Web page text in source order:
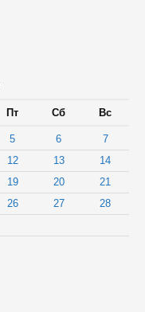
Пт Сб Вс
5 6
7
12 13
14
19 20
21
26 27
28